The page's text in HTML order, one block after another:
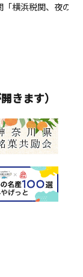
「横浜税関、夜の入
きます）